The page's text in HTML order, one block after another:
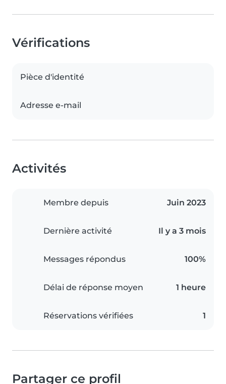
Vérifications
Pièce d'identité
Adresse e-mail
Activités
Membre depuis Juin 2023
Dernière activité Il y a 3 mois
Messages répondus 100%
Délai de réponse moyen 1 heure
Réservations vérifiées 1
Partager ce profil